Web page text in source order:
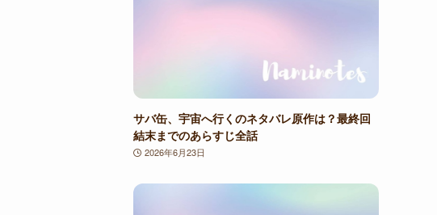
サバ缶、宇宙へ行くのネタバレ原作は？最終回
結末までのあらすじ全話
2026年6月23日